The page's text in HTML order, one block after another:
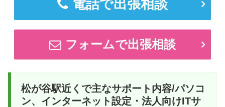
電話で出張相談
フォームで出張相談
松が谷駅近くで主なサポート内容/パソコ
ン、インターネット設定・法人向けITサ